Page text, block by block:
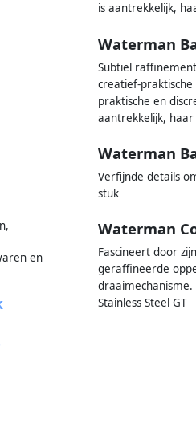
is aantrekkelijk,
Waterman
Subtiel
creatief-
praktische en
aantrekkelijk,
Waterman
Verfijnde details
stuk
Waterman
Fascineert door
geraffineerde
Stainless Steel GT
en